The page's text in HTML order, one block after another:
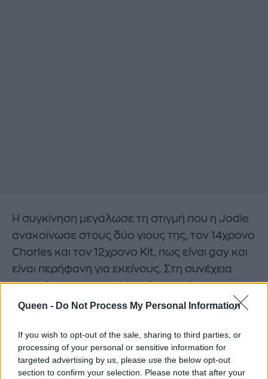
Queen - Do Not Process My Personal Information
If you wish to opt-out of the sale, sharing to third parties, or
processing of your personal or sensitive information for
targeted advertising by us, please use the below opt-out
section to confirm your selection. Please note that after your
Η συγκίνηση μεγάλωσε τη στιγμή που η Jodie
ανακοίνωσε στους δύο γιους της, τον 14χρονο
Charles και τον 12χρονο Kit, πως είναι gay και
είναι περήφανη για εκείνους. Στη συνέχεια
ευχαρίστησε την πρώην σύντροφό της και
όπως αποκάλεσε αδελφή ψυχή τηςCydney
άνθρωπος στη ζωή της, στήριγμα,
εξομολογητής, πατέρας και πολλά άλλα. Για
το τέλος, άφησε την απεύθυνση στη μητέρα